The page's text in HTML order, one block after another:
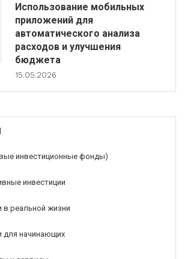
Использование мобильных
приложений для
автоматического анализа
расходов и улучшения
бюджета
15.05.2026
инвестиционные фонды)
инвестиции
в реальной жизни
для начинающих